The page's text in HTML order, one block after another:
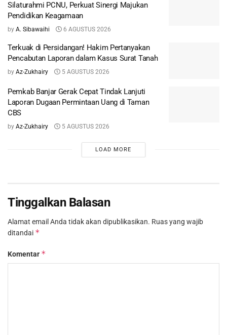
Silaturahmi PCNU, Perkuat Sinergi Majukan
Pendidikan Keagamaan
by A. Sibawaihi 6 AGUSTUS 2026
Terkuak di Persidangan! Hakim Pertanyakan
Pencabutan Laporan dalam Kasus Surat Tanah
by Az-Zukhairy 5 AGUSTUS 2026
Pemkab Banjar Gerak Cepat Tindak Lanjuti
Laporan Dugaan Permintaan Uang di Taman
CBS
by Az-Zukhairy 5 AGUSTUS 2026
LOAD MORE
Tinggalkan Balasan
Alamat email Anda tidak akan dipublikasikan. Ruas yang wajib
ditandai *
Komentar *